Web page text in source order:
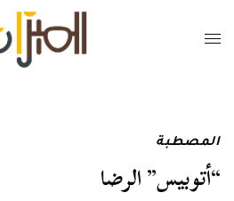
المصطبة
“أتوبيس” الرضا